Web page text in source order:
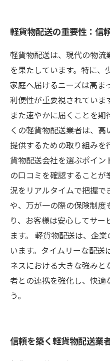
便性
安心して選べる！信
つけ方
軽貨物配送の重要性：信
軽貨物配送は、現代の物
を果たしています。特に、
家庭へ届けるニーズは高ま
利便性が重要視されていま
また速やかに届くことを
くの軽貨物配送業者は、
提供するための取り組みを
貨物配送会社を選ぶポイン
の口コミを確認することが
況をリアルタイムで把握
や、万が一の際の保険制度
り、お客様は安心してサ
ます。 軽貨物配送は、企
います。タイムリーな配
ネスにおける大きな強み
者との連携を強化し、快適
う。
信頼を築く軽貨物配送業